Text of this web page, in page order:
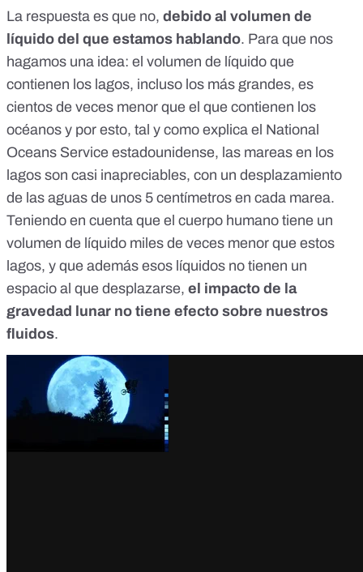
La respuesta es que no, debido al volumen de
líquido del que estamos hablando. Para que nos
hagamos una idea: el volumen de líquido que
contienen los lagos, incluso los más grandes, es
cientos de veces menor que el que contienen los
océanos y por esto, tal y como explica el National
Oceans Service estadounidense, las mareas en los
lagos son casi inapreciables, con un desplazamiento
de las aguas de unos 5 centímetros en cada marea.
Teniendo en cuenta que el cuerpo humano tiene un
volumen de líquido miles de veces menor que estos
lagos, y que además esos líquidos no tienen un
espacio al que desplazarse, el impacto de la
gravedad lunar no tiene efecto sobre nuestros
fluidos.